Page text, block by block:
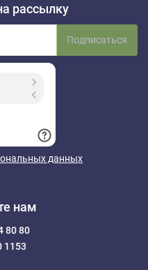
рассылку
Подписаться
данных
нам
80 80
1153